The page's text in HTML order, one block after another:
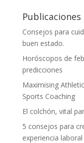
Consejos para
buen estado.
Horóscopos de
predicciones
Maximising
Sports Coaching
El colchón, vital
5 consejos para
experiencia laboral